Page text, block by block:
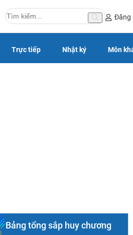
Đăng
Trực tiếp Nhật ký Môn
Bảng tổng sắp huy chương